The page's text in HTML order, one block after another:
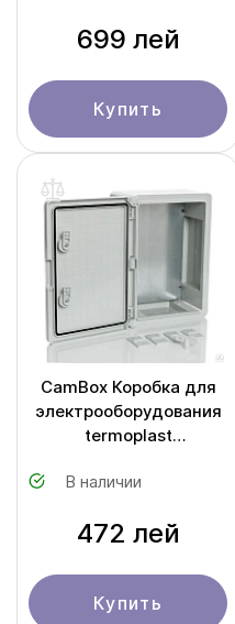
699 лей
Купить
CamBox Коробка для
электрооборудования
termoplast
В наличии
472 лей
Купить